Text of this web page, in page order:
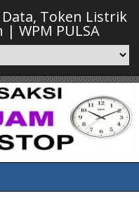
Token Listrik
| WPM PULSA